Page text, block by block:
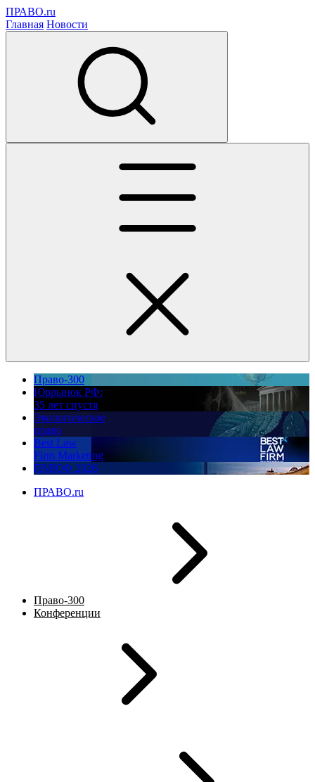
ПРАВО.ru
Главная Новости
Право-300
Юррынок РФ:
35 лет спустя
Экологическое
право
Best Law
Firm Marketing
ПМЮФ 2026
ПРАВО.ru
Право-300
Конференции